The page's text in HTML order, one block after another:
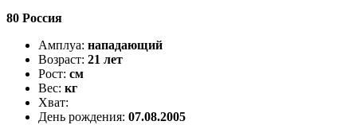
80 Россия
Амплуа: нападающий
Возраст: 21 лет
Рост: см
Вес: кг
Хват:
День рождения: 07.08.2005